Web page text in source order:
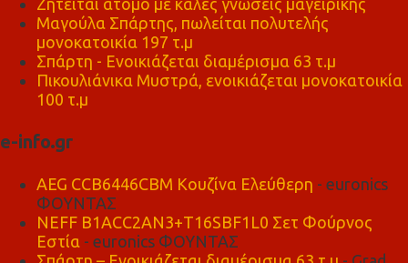
Ζητείται άτομο με καλές γνώσεις μαγειρικής
Μαγούλα Σπάρτης, πωλείται πολυτελής
μονοκατοικία 197 τ.μ
Σπάρτη - Ενοικιάζεται διαμέρισμα 63 τ.μ
Πικουλιάνικα Μυστρά, ενοικιάζεται μονοκατοικία
100 τ.μ
e-info.gr
AEG CCB6446CBM Κουζίνα Ελεύθερη - euronics
ΦΟΥΝΤΑΣ
NEFF B1ACC2AN3+T16SBF1L0 Σετ Φούρνος
Εστία - euronics ΦΟΥΝΤΑΣ